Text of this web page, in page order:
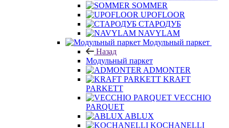
SOMMER
UPOFLOOR
СТАРОДУБ
NAVYLAM
Модульный паркет
Назад
Модульный паркет
ADMONTER
KRAFT
PARKETT
VECCHIO
PARQUET
ABLUX
KOCHANELLI